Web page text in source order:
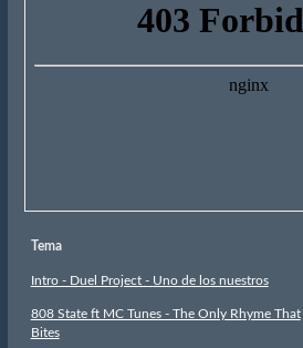
Tema
Intro - Duel Project - Uno de los nuestros
808 State ft MC Tunes - The Only Rhyme That
Bites